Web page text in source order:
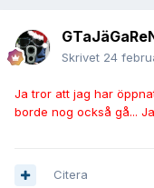
Skrivet 24
Ja tror att jag har
borde nog också gå...
Citera